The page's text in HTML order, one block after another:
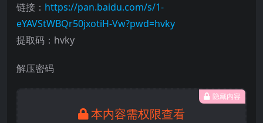
链接： https://pan.baidu.com/s/1-
eYAVStWBQr50jxotiH-Vw?pwd=hvky
提取码：hvky
解压密码
隐藏内容
本内容需权限查看